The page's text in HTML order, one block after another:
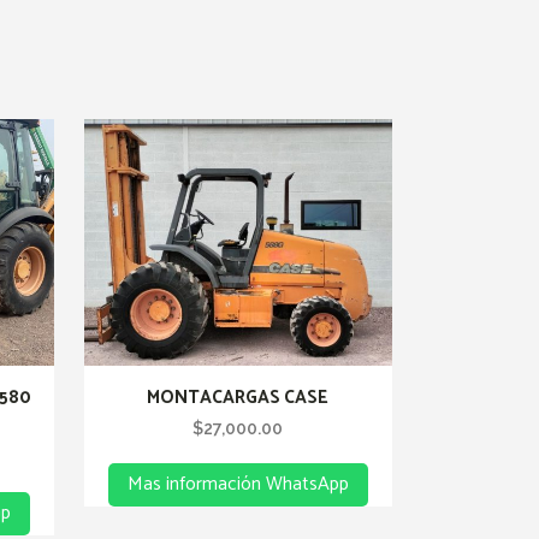
MONTACARGAS CASE
$27,000.00
Mas información WhatsApp